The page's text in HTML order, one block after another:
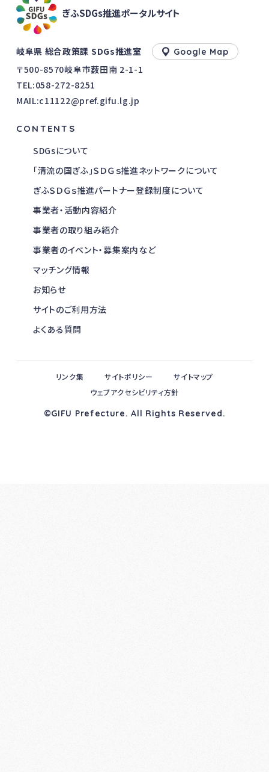
ぎふSDGs推進ポータルサイト
岐阜県 総合政策課 SDGs推進室 Google Map
〒500-8570岐阜市薮田南 2-1-1
TEL:058-272-8251
MAIL:c11122@pref.gifu.lg.jp
CONTENTS
SDGsについて
「清流の国ぎふ」ＳＤＧｓ推進ネットワークについて
ぎふＳＤＧｓ推進パートナー登録制度について
事業者・活動内容紹介
事業者の取り組み紹介
事業者のイベント・募集案内など
マッチング情報
お知らせ
サイトのご利用方法
よくある質問
©GIFU Prefecture. All Rights Reserved.
リンク集 サイトポリシー
サイトマップ
ウェブアクセシビリティ方針